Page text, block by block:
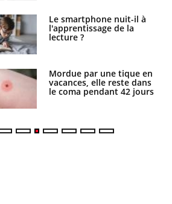
Le smartphone nuit-il à
l'apprentissage de la
lecture ?
Mordue par une tique en
vacances, elle reste dans
le coma pendant 42 jours